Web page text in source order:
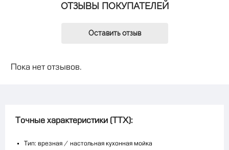
ОТЗЫВЫ ПОКУПАТЕЛЕЙ
Оставить отзыв
Пока нет отзывов.
Точные характеристики (ТТХ):
Тип: врезная / настольная кухонная мойка